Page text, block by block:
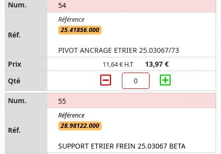
54
25.41856.000
PIVOT ANCRAGE ETRIER 25.03067/73
11,64 € H.T 13,97 €
55
28.98122.000
SUPPORT ETRIER FREIN 25.03067 BETA